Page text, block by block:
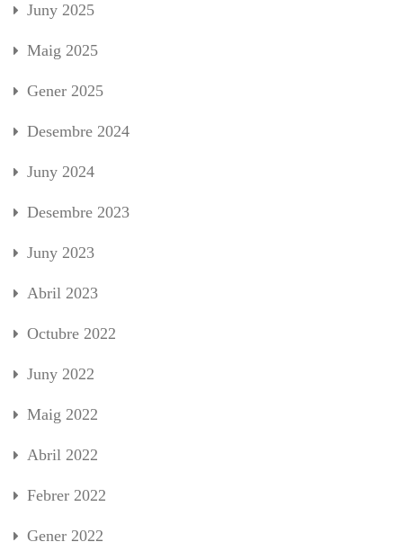
Juny 2025
Maig 2025
Gener 2025
Desembre 2024
Juny 2024
Desembre 2023
Juny 2023
Abril 2023
Octubre 2022
Juny 2022
Maig 2022
Abril 2022
Febrer 2022
Gener 2022